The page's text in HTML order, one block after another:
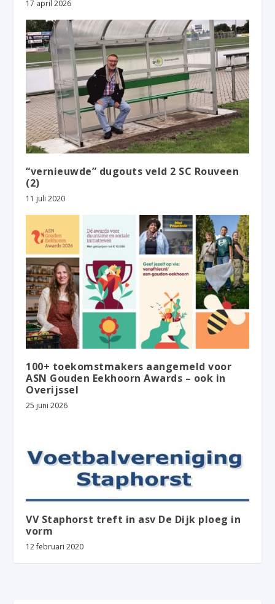
17 april 2026
“vernieuwde” dugouts veld 2 SC Rouveen
(2)
11 juli 2020
100+ toekomstmakers aangemeld voor
ASN Gouden Eekhoorn Awards – ook in
Overijssel
25 juni 2026
VV Staphorst treft in asv De Dijk ploeg in
vorm
12 februari 2020